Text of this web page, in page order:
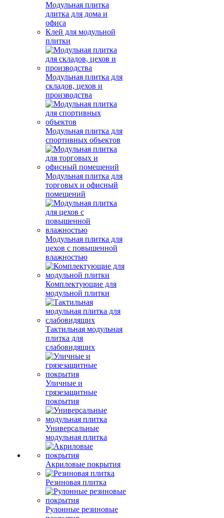
Модульная плитка
длитка для дома и
офиса
Клей для модульной
плитки
Модульная плитка для
складов, цехов и
производства
Модульная плитка для
спортивных объектов
Модульная плитка для
торговых и офисный
помещений
Модульная плитка для
цехов с повышенной
влажностью
Комплектующие для
модульной плитки
Тактильная модульная
плитка для
слабовидящих
Уличные и
грязезащитные
покрытия
Универсальные
модульная плитка
Акриловые покрытия
Резиновая плитка
Рулонные резиновые